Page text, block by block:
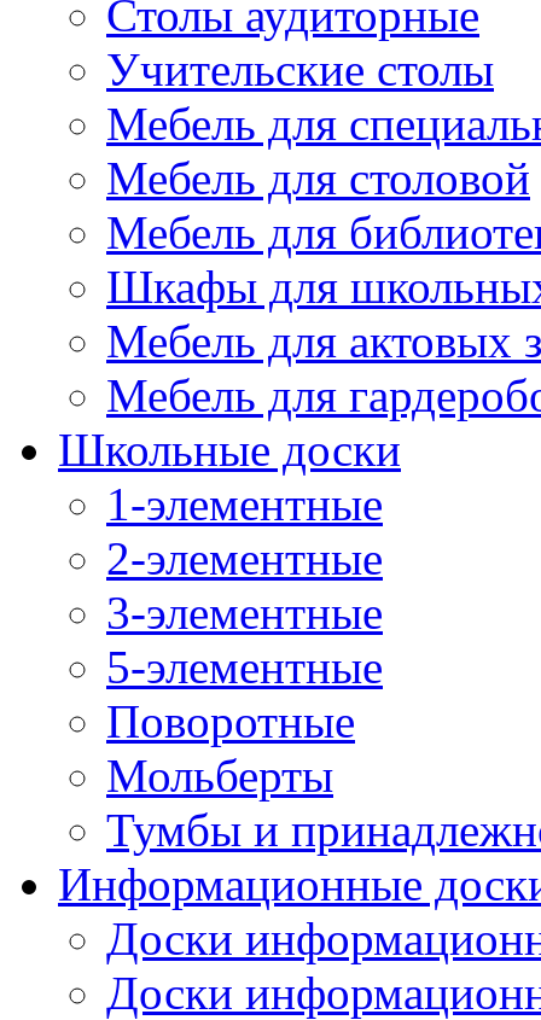
Столы аудиторные
Учительские столы
Мебель для
Мебель для столовой
Мебель для
Шкафы для
Мебель для актовых
Мебель для
Школьные доски
1-элементные
2-элементные
3-элементные
5-элементные
Поворотные
Мольберты
Тумбы и
Информационные
Доски
Доски